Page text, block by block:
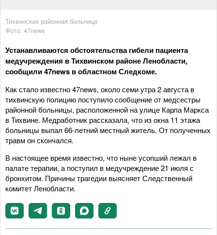
Тихвинская районная больница
Фото: 47news
Устанавливаются обстоятельства гибели пациента
медучреждения в Тихвинском районе Ленобласти,
сообщили 47news в областном Следкоме.
Как стало известно 47news, около семи утра 2 августа в
тихвинскую полицию поступило сообщение от медсестры
районной больницы, расположенной на улице Карла Маркса
в Тихвине. Медработник рассказала, что из окна 11 этажа
больницы выпал 66-летний местный житель. От полученных
травм он скончался.
В настоящее время известно, что ныне усопший лежал в
палате терапии, а поступил в медучреждение 21 июля с
бронхитом. Причины трагедии выясняет Следственный
комитет Ленобласти.